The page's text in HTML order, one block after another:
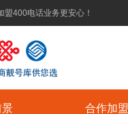
400电话业务更安心！
景 合作加盟